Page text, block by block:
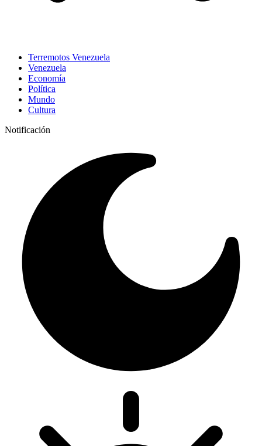
Terremotos Venezuela
Venezuela
Economía
Política
Mundo
Cultura
Notificación